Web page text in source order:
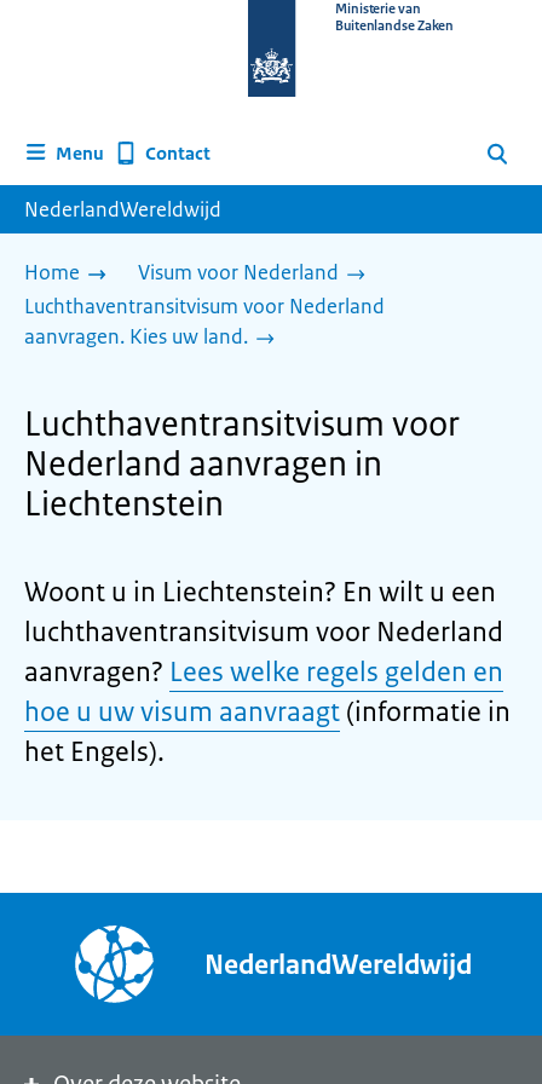
homepage
Ministerie van
Buitenlandse Zaken
Menu Contact Zoeken
NederlandWereldwijd
Home
Visum voor Nederland
Luchthaventransitvisum voor Nederland
aanvragen. Kies uw land.
Luchthaventransitvisum voor
Nederland aanvragen in
Liechtenstein
Woont u in Liechtenstein? En wilt u een
luchthaventransitvisum voor Nederland
aanvragen? Lees welke regels gelden en
hoe u uw visum aanvraagt (informatie in
het Engels).
NederlandWereldwijd